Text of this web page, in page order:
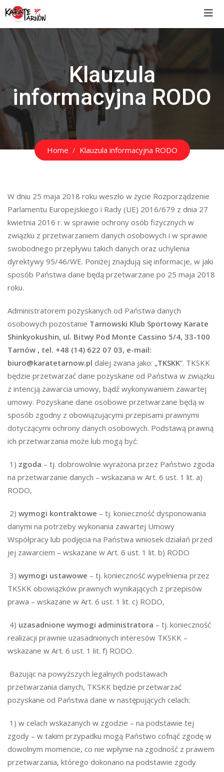
Klauzula
informacyjna RODO
Home Klauzula informacyjna RODO
W dniu 25 maja 2018 roku weszło w życie Rozporządzenie
Parlamentu Europejskiego i Rady (UE) 2016/679 z dnia 27
kwietnia 2016 r. w sprawie ochrony osób fizycznych w
związku z przetwarzaniem danych osobowych i w sprawie
swobodnego przepływu takich danych oraz uchylenia
dyrektywy 95/46/WE. Poniżej znajdują się informacje, w jaki
sposób Państwa dane będą przetwarzane po 25 maja 2018
roku.
Administratorem pozyskanych od Państwa danych
osobowych pozostanie Tarnowski Klub Sportowy Karate
Shinkyokushin, ul. Bitwy Pod Monte Cassino 5/4, 33-100
Tarnów , tel. +48 (14) 622 07 03, e-mail:
biuro@karatetarnow.pl dalej zwana jako: „TKSKK”. TKSKK
będzie przetwarzać dane pozyskane od Państwa w związku
z intencją zawarcia umowy, bądź wykonywaniem zawartej
umowy. Pozyskane dane osobowe przetwarzane będą w
sposób zgodny z obowiązującymi przepisami prawnymi
dotyczącymi ochrony danych osobowych. Podstawą prawną
ich przetwarzania może lub mogą być:
1) zgoda – tj. dobrowolnie wyrażona przez Państwo zgoda
na przetwarzanie danych – wskazana w Art. 6 ust. 1 lit. a)
RODO,
2) wymogi kontraktowe – tj. konieczność dysponowania
danymi na potrzeby wykonania zawartej Umowy
Współpracy lub podjęcia na Państwa wniosek działań przed
jej zawarciem – wskazane w Art. 6 ust. 1 lit. b) RODO
3) wymogi ustawowe – tj. konieczność wypełnienia przez
TKSKK obowiązków prawnych wynikających z przepisów
prawa – wskazane w Art. 6 ust. 1 lit. c) RODO,
4) uzasadnione wymogi administratora – tj. konieczność
realizacji prawnie uzasadnionych interesów TKSKK –
wskazane w Art. 6 ust. 1 lit. f) RODO.
Bazując na powyższych legalnych podstawach
przetwarzania danych, TKSKK będzie przetwarzać
pozyskane od Państwa dane w następujących celach:
1) w celach wskazanych w zgodzie – na podstawie tej
zgody – w takim przypadku mogą Państwo cofnąć zgodę w
dowolnym momencie, co nie wpłynie na zgodność z prawem
przetwarzania, którego dokonano na podstawie zgody